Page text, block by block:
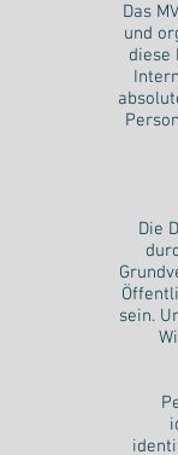
Das
und
diese
Die
sein.